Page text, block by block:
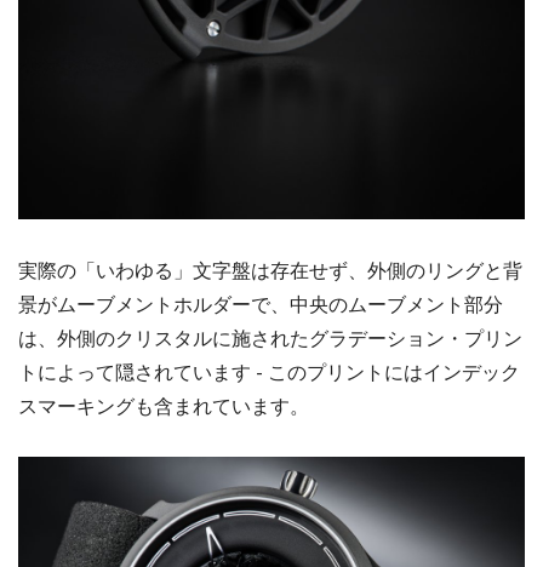
実際の「いわゆる」文字盤は存在せず、外側のリングと背
景がムーブメントホルダーで、中央のムーブメント部分
は、外側のクリスタルに施されたグラデーション・プリン
トによって隠されています - このプリントにはインデック
スマーキングも含まれています。